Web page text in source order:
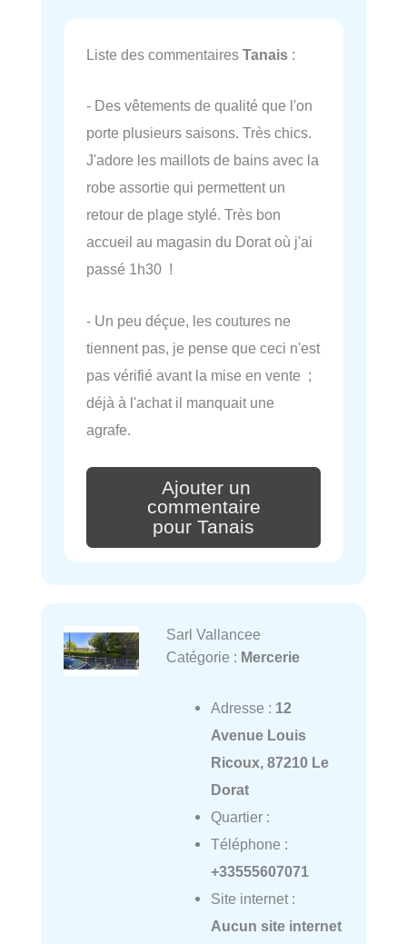
Liste des commentaires Tanais :
- Des vêtements de qualité que l'on
porte plusieurs saisons. Très chics.
J'adore les maillots de bains avec la
robe assortie qui permettent un
retour de plage stylé. Très bon
accueil au magasin du Dorat où j'ai
passé 1h30 !
- Un peu déçue, les coutures ne
tiennent pas, je pense que ceci n'est
pas vérifié avant la mise en vente ;
déjà à l'achat il manquait une
agrafe.
Ajouter un
commentaire
pour Tanais
Sarl Vallancee
Catégorie : Mercerie
Adresse : 12
Avenue Louis
Ricoux, 87210 Le
Dorat
Quartier :
Téléphone :
+33555607071
Site internet :
Aucun site internet